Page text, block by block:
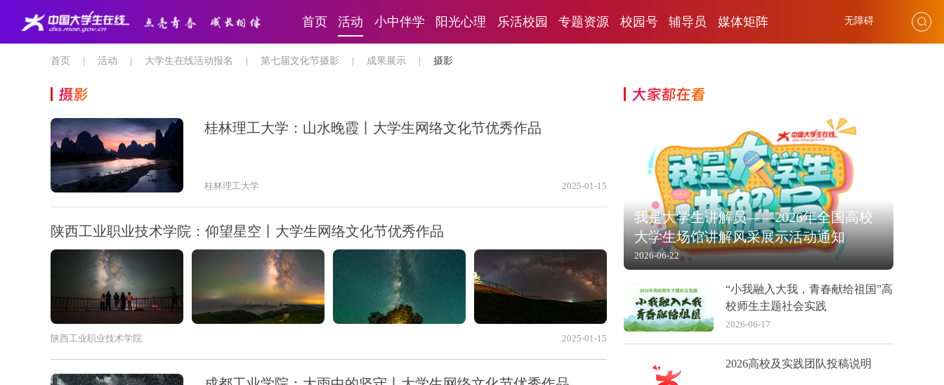
首页 活动 小中伴学 阳光心理 乐活校园 专题资源 校园号 辅导员 媒体矩阵 无障碍
首页 活动 大学生在线活动报名 第七届文化节摄影 成果展示 摄影
摄影
桂林理工大学：山水晚霞丨大学生网络文化节优秀作品
桂林理工大学 2025-01-15
陕西工业职业技术学院：仰望星空丨大学生网络文化节优秀作品
陕西工业职业技术学院 2025-01-15
大家都在看
我是大学生讲解员——2026年全国高校
大学生场馆讲解风采展示活动通知
2026-06-22
“小我融入大我，青春献给祖国”高
校师生主题社会实践
2026-06-17
2026高校及实践团队投稿说明